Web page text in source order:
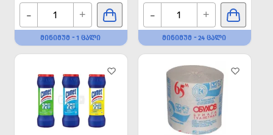
- +
ᲛᲘᲜᲘᲛᲣᲛ - 1 ᲪᲐᲚᲘ
- +
ᲛᲘᲜᲘᲛᲣᲛ - 24 ᲪᲐᲚᲘ